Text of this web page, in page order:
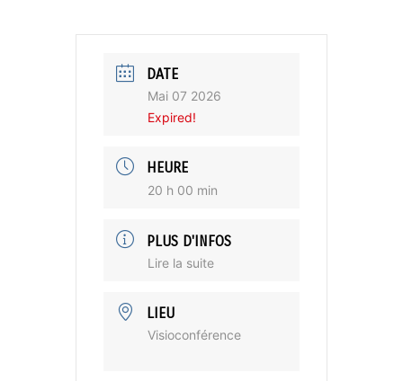
DATE
Mai 07 2026
Expired!
HEURE
20 h 00 min
PLUS D'INFOS
Lire la suite
LIEU
Visioconférence